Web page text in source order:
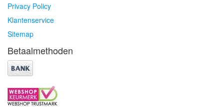
Privacy Policy
Klantenservice
Sitemap
Betaalmethoden